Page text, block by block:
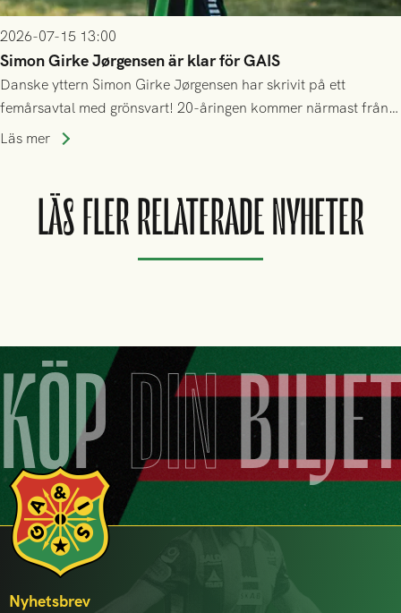
2026-07-15 13:00
Simon Girke Jørgensen är klar för GAIS
Danske yttern Simon Girke Jørgensen har skrivit på ett
femårsavtal med grönsvart! 20-åringen kommer närmast från
spel i färöiska Skála IF.
Läs mer
LÄS FLER RELATERADE NYHETER
KÖPDIN
Nyhetsbrev